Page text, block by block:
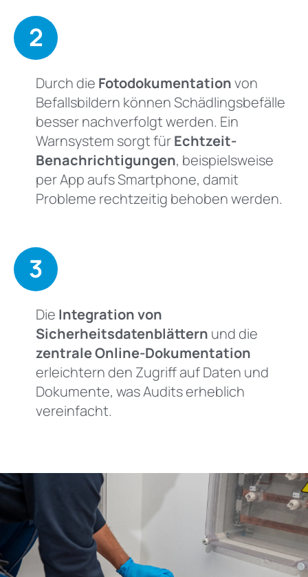
2
Durch die Fotodokumentationvon
Befallsbildern können Schädlingsbefälle
besser nachverfolgt werden. Ein
Warnsystem sorgt fürEchtzeit-
Benachrichtigungen, beispielsweise
per App aufs Smartphone, damit
Probleme rechtzeitig behoben werden.
3
Die Integration von
Sicherheitsdatenblättern und die
zentrale Online-Dokumentation
erleichtern den Zugriff auf Daten und
Dokumente, was Audits erheblich
vereinfacht.